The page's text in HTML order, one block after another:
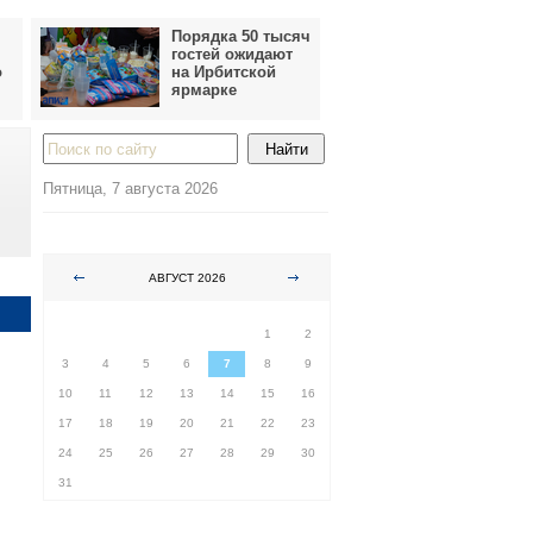
Порядка 50 тысяч
гостей ожидают
на Ирбитской
ярмарке
Пятница, 7 августа 2026
АВГУСТ 2026
1
2
3 4 5 6 7 8 9
10 11 12 13 14 15 16
17 18 19 20 21 22 23
24 25 26 27 28 29 30
31